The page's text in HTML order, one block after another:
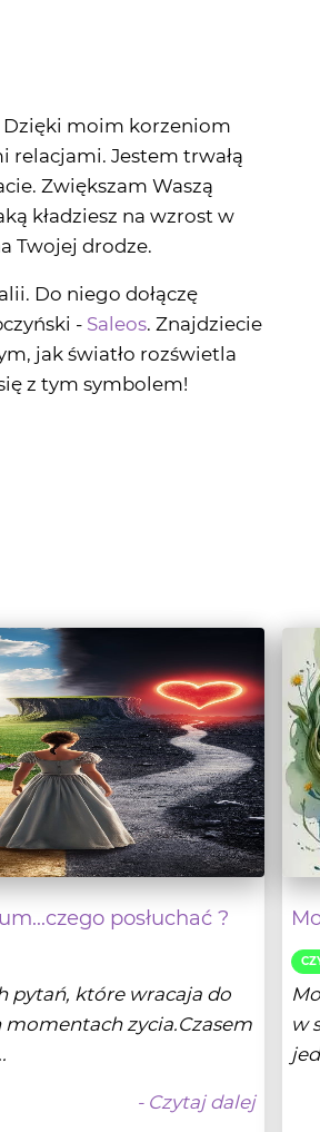
Jestem trwałą
kładziesz na wzrost w
Twojej drodze.
Do niego dołączę
-Saleos. Znajdziecie
z tym symbolem!
posłuchać ?
pytań, które wracaja do
zycia.Czasem
- Czytaj dalej
w